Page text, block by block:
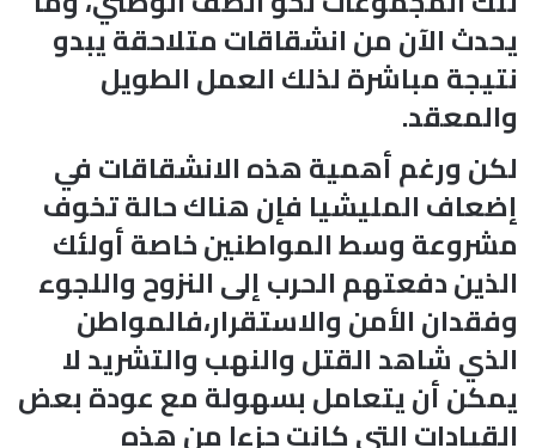
يحدث الآن من انشقاقات متلاحقة يبدو
نتيجة مباشرة لذلك العمل الطويل
والمعقد.
لكن ورغم أهمية هذه الانشقاقات في
إضعاف المليشيا فإن هناك حالة تخوف
مشروعة وسط المواطنين خاصة أولئك
الذين دفعتهم الحرب إلى النزوح واللجوء
وفقدان الأمن والاستقرار،فالمواطن
الذي شاهد القتل والنهب والتشريد لا
يمكن أن يتعامل بسهولة مع عودة بعض
القيادات التي كانت جزءا من هذه